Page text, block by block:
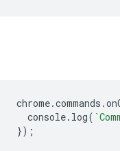
chrome.commands .
console. log(
});